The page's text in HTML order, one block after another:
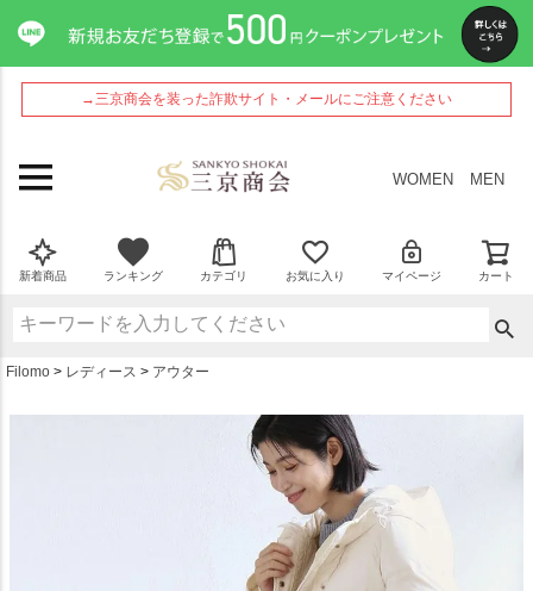
→三京商会を装った詐欺サイト・メールにご注意ください
WOMEN MEN
新着商品 ランキング カテゴリ お気に入り マイページ カート
Filomo レディース アウター
ペー
ジト
ップ
へ